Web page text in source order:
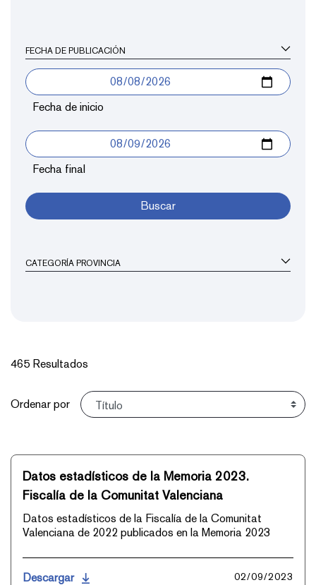
FECHA DE PUBLICACIÓN
Fecha de inicio
Fecha final
Buscar
CATEGORÍA PROVINCIA
465 Resultados
Ordenar
Ordenar por
Datos estadísticos de la Memoria 2023.
Fiscalía de la Comunitat Valenciana
Datos estadísticos de la Fiscalía de la Comunitat
Valenciana de 2022 publicados en la Memoria 2023
Descargar 02/09/2023